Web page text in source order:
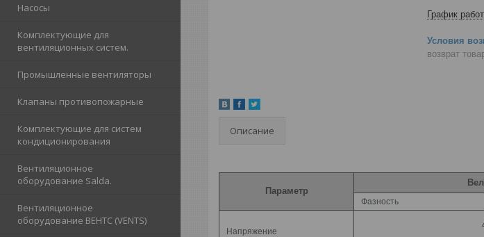
Насосы
Комплектующие для
вентиляционных систем.
Промышленные вентиляторы
Клапаны противопожарные
Комплектующие для систем
кондиционирования
Вентиляционное
оборудование Salda.
Вентиляционное
оборудование ВЕНТС (VENTS)
График
возврат
Описание
Параметр
Фазность
Напряжение